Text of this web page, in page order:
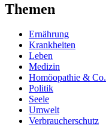
Themen
Ernährung
Krankheiten
Leben
Medizin
Homöopathie & Co.
Politik
Seele
Umwelt
Verbraucherschutz